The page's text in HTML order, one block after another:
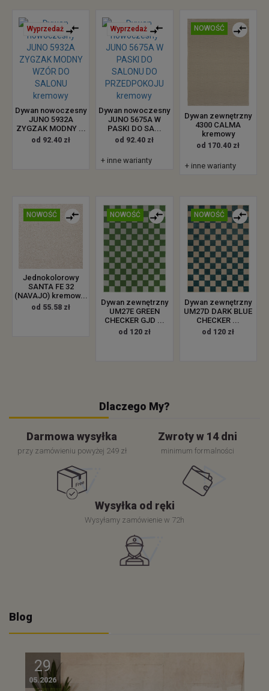
Wyprzedaż
Dywan nowoczesny
JUNO 5932A
ZYGZAK MODNY ...
od 92.40 zł
Wyprzedaż
Dywan nowoczesny
JUNO 5675A W
PASKI DO SA...
od 92.40 zł
+ inne warianty
NOWOŚĆ
Dywan zewnętrzny
4300 CALMA
kremowy
od 170.40 zł
+ inne warianty
NOWOŚĆ
Jednokolorowy
SANTA FE 32
(NAVAJO) kremow...
od 55.58 zł
NOWOŚĆ
Dywan zewnętrzny
UM27E GREEN
CHECKER GJD ...
od 120 zł
NOWOŚĆ
Dywan zewnętrzny
UM27D DARK BLUE
CHECKER ...
od 120 zł
Dlaczego My?
Darmowa wysyłka
przy zamówieniu powyżej 249 zł
Zwroty w 14 dni
minimum formalności
Wysyłka od ręki
Wysyłamy zamówienie w 72h
Blog
29
05.2026